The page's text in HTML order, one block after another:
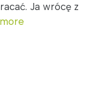
Ja wrócę z